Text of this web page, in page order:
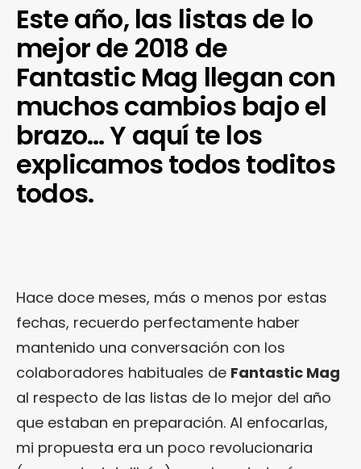
Este año, las listas de lo
mejor de 2018 de
Fantastic Mag llegan con
muchos cambios bajo el
brazo… Y aquí te los
explicamos todos toditos
todos.
Hace doce meses, más o menos por estas
fechas, recuerdo perfectamente haber
mantenido una conversación con los
colaboradores habituales de Fantastic Mag
al respecto de las listas de lo mejor del año
que estaban en preparación. Al enfocarlas,
mi propuesta era un poco revolucionaria